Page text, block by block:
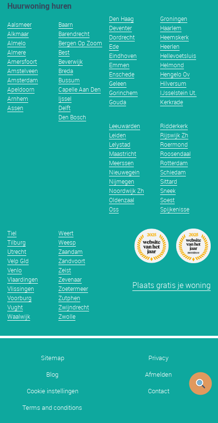
Huurwoning huren
Aalsmeer
Alkmaar
Almelo
Almere
Amersfoort
Amstelveen
Amsterdam
Apeldoorn
Arnhem
Assen
Baarn
Barendrecht
Bergen Op Zoom
Best
Beverwijk
Breda
Bussum
Capelle Aan Den
Ijssel
Delft
Den Bosch
Den Haag
Deventer
Dordrecht
Ede
Eindhoven
Emmen
Enschede
Geleen
Gorinchem
Gouda
Groningen
Haarlem
Heemskerk
Heerlen
Hellevoetsluis
Helmond
Hengelo Ov
Hilversum
IJsselstein Ut.
Kerkrade
Leeuwarden
Leiden
Lelystad
Maastricht
Meerssen
Nieuwegein
Nijmegen
Noordwijk Zh
Oldenzaal
Oss
Ridderkerk
Rijswijk Zh
Roermond
Roosendaal
Rotterdam
Schiedam
Sittard
Sneek
Soest
Spijkenisse
Tiel
Tilburg
Utrecht
Velp Gld
Venlo
Vlaardingen
Vlissingen
Voorburg
Vught
Waalwijk
Weert
Weesp
Zaandam
Zandvoort
Zeist
Zevenaar
Zoetermeer
Zutphen
Zwijndrecht
Zwolle
Plaats gratis je woning
Sitemap
Privacy
Blog
Afmelden
Cookie instellingen
Contact
Terms and conditions